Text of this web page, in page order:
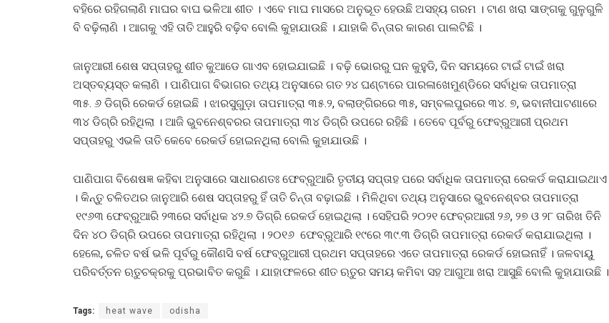
ବହିରେ ରହିଗଲାଣି ମାଘର ବାଘ ଭଳିଆ ଶୀତ । ଏବେ ମାଘ ମାସରେ ଅନୁଭୂତ ହେଉଛି ଅସହ୍ୟ ଗରମ । ଟାଣ ଖରା ସାଙ୍ଗକୁ ଗୁଳୁଗୁଳି
ବି ବଢ଼ିଲାଣି । ଆଗକୁ ଏହି ତାତି ଆହୁରି ବଢ଼ିବ ବୋଲି କୁହାଯାଉଛି । ଯାହାକି ଚିନ୍ତାର କାରଣ ପାଲଟିଛି ।
ଜାନୁଆରୀ ଶେଷ ସପ୍ତାହରୁ ଶୀତ କୁଆଡେ ଗାଏବ ହୋଇଯାଇଛି । ବଢ଼ି ଭୋରରୁ ଘନ କୁହୁଡି, ଦିନ ସମୟରେ ଟାଇଁ ଟାଇଁ ଖରା
ଅସ୍ତବ୍ୟସ୍ତ କଲାଣି । ପାଣିପାଗ ବିଭାଗର ତଥ୍ୟ ଅନୁସାରେ ଗତ ୨୪ ଘଣ୍ଟାରେ ପାରଳାଖେମୁଣ୍ଡିରେ ସର୍ବାଧିକ ତାପମାତ୍ରା
୩୫. ୬ ଡିଗ୍ରି ରେକର୍ଡ ହୋଇଛି । ଝାରସୁଗୁଡ଼ା ତାପମାତ୍ରା ୩୫.୨, ବଲାଙ୍ଗିରରେ ୩୫, ସମ୍ବଲପୁରରେ ୩୪. ୭, ଭବାନୀପାଟଣାରେ
୩୪ ଡିଗ୍ରି ରହିଥିଲା । ଆଜି ଭୁବନେଶ୍ବରର ତାପମାତ୍ରା ୩୪ ଡିଗ୍ରି ଉପରେ ରହିଛି । ତେବେ ପୂର୍ବରୁ ଫେବ୍ରୁଆରୀ ପ୍ରଥମ
ସପ୍ତାହରୁ ଏଭଳି ତାତି କେବେ ରେକର୍ଡ ହୋଇନଥିଲା ବୋଲି କୁହାଯାଉଛି ।
ପାଣିପାଗ ବିଶେଷଜ୍ଞ କହିବା ଅନୁସାରେ ସାଧାରଣତଃ ଫେବ୍ରୁଆରି ତୃତୀୟ ସପ୍ତାହ ପରେ ସର୍ବାଧିକ ତାପମାତ୍ରା ରେକର୍ଡ କରାଯାଇଥାଏ
। କିନ୍ତୁ ଚଳିତଥର ଜାନୁଆରି ଶେଷ ସପ୍ତାହରୁ ହିଁ ତାତି ଚିନ୍ତା ବଢ଼ାଇଛି । ମିଳିଥିବା ତଥ୍ୟ ଅନୁସାରେ ଭୁବନେଶ୍ବର ତାପମାତ୍ରା
୧୯୬୩ ଫେବ୍ରୁଆରି ୨୩ରେ ସର୍ବାଧିକ ୪୨.୭ ଡିଗ୍ରି ରେକର୍ଡ ହୋଇଥିଲା । ସେହିପରି ୨୦୨୧ ଫେବ୍ରଆରୀ ୨୬, ୨୭ ଓ ୨୮ ତାରିଖ ତିନି
ଦିନ ୪୦ ଡିଗ୍ରି ଉପରେ ତାପମାତ୍ରା ରହିଥିଲା । ୨୦୧୬ ଫେବ୍ରୁଆରି ୧୯ରେ ୩୯.୩ ଡିଗ୍ରି ତାପମାତ୍ରା ରେକର୍ଡ କରାଯାଇଥିଲା ।
ହେଲେ, ଚଳିତ ବର୍ଷ ଭଳି ପୂର୍ବରୁ କୌଣସି ବର୍ଷ ଫେବ୍ରୁଆରୀ ପ୍ରଥମ ସପ୍ତାହରେ ଏତେ ତାପମାତ୍ରା ରେକର୍ଡ ହୋଇନାହିଁ । ଜଳବାୟୁ
ପରିବର୍ତ୍ତନ ଋତୁଚକ୍ରକୁ ପ୍ରଭାବିତ କରୁଛି । ଯାହାଫଳରେ ଶୀତ ଋତୁର ସମୟ କମିବା ସହ ଆଗୁଆ ଖରା ଆସୁଛି ବୋଲି କୁହାଯାଉଛି ।
Tags: heat wave odisha